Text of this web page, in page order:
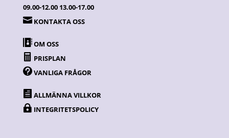
09.00-12.00 13.00-17.00
 KONTAKTA OSS
OM OSS
 PRISPLAN
VANLIGA FRÅGOR
 ALLMÄNNA VILLKOR
 INTEGRITETSPOLICY